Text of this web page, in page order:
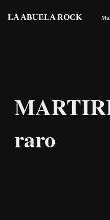
LA ABUELA ROCK
raro